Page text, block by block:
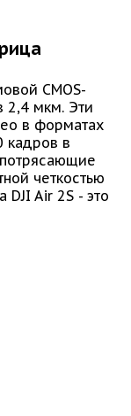
CMOS-
2,4 мкм. Эти
в форматах
кадров в
четкостью
Air 2S - это